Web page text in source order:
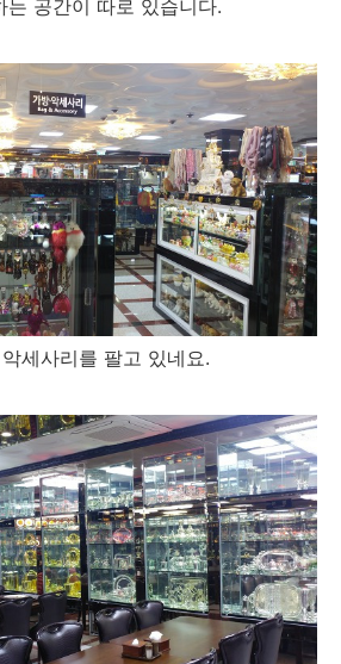
는 공간이 따로 있습니다.
세사리를 팔고 있네요.